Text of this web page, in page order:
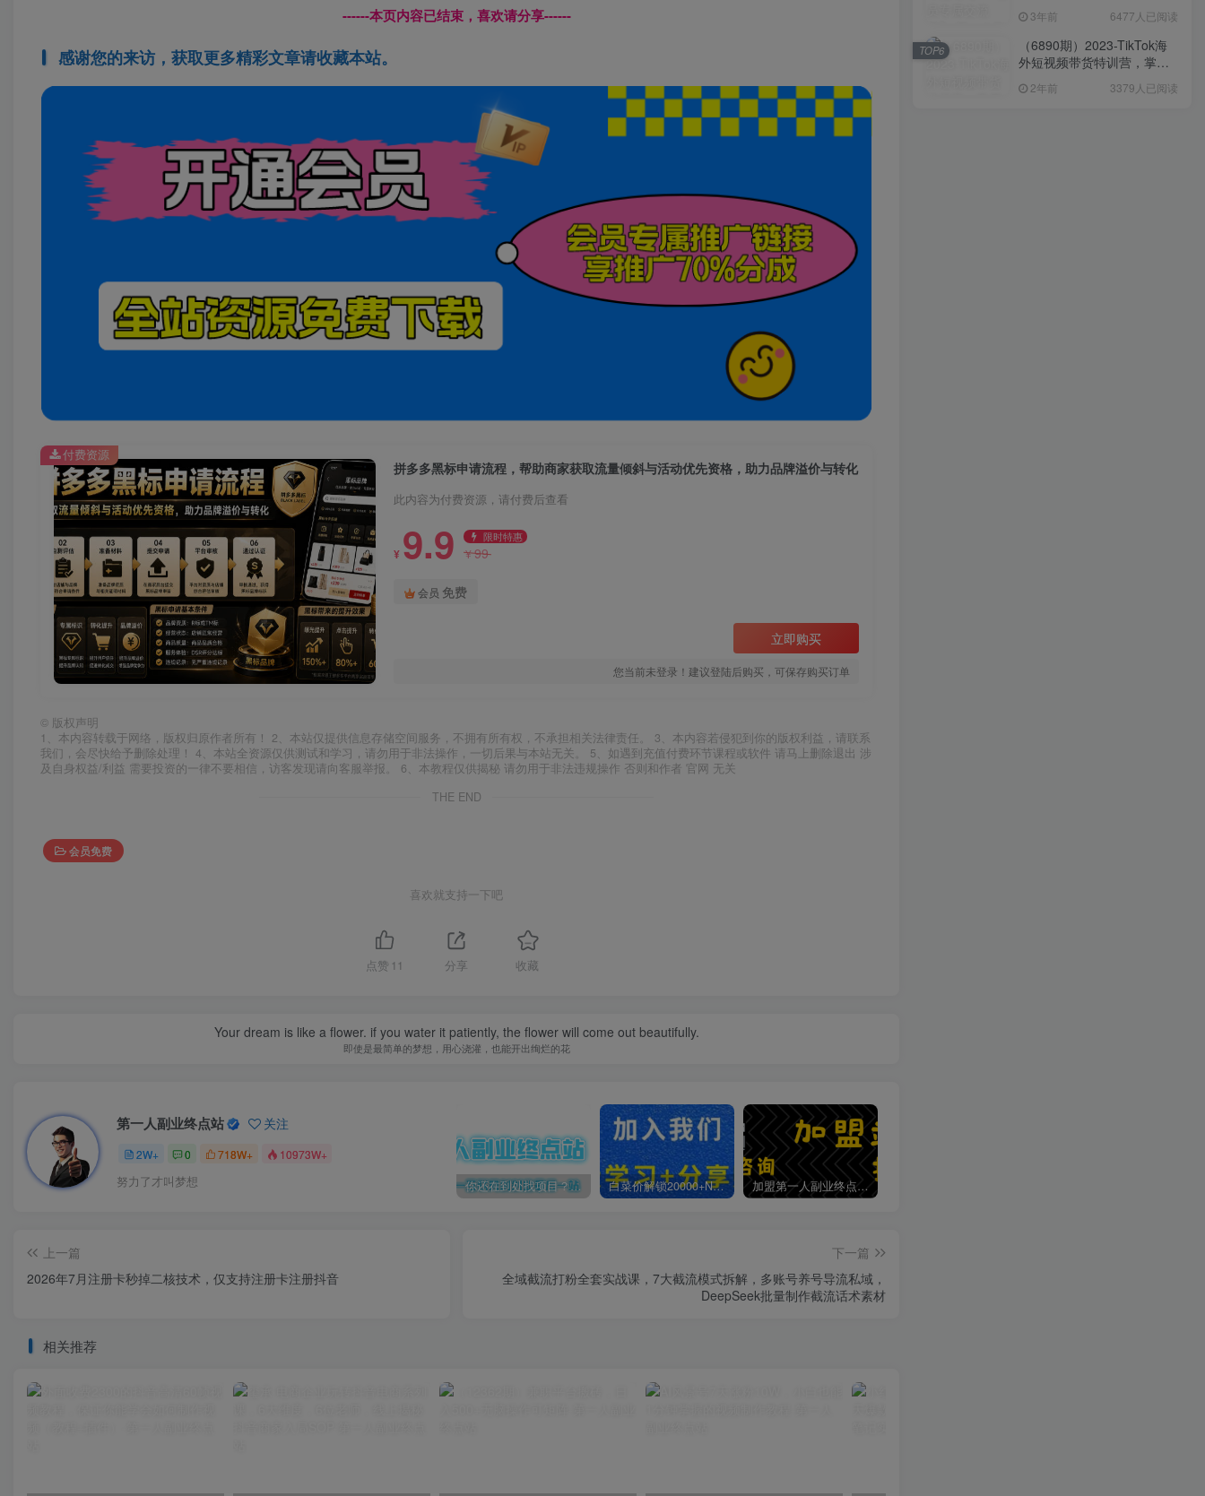
------本页内容已结束，喜欢请分享------
感谢您的来访，获取更多精彩文章请收藏本站。
拼多多黑标申请流程，帮助商家获取流量倾斜与活动优先资格，助力品牌溢价与转化
此内容为付费资源，请付费后查看
¥ 9.9 限时特惠
¥99
会员 免费
立即购买
您当前未登录！建议登陆后购买，可保存购买订单
付费资源
© 版权声明
1、本内容转载于网络，版权归原作者所有！ 2、本站仅提供信息存储空间服务，不拥有所有权，不承担相关法律责任。 3、本内容若侵犯到你的版权利益，请联系
我们，会尽快给予删除处理！ 4、本站全资源仅供测试和学习，请勿用于非法操作，一切后果与本站无关。 5、如遇到充值付费环节课程或软件 请马上删除退出 涉
及自身权益/利益 需要投资的一律不要相信，访客发现请向客服举报。 6、本教程仅供揭秘 请勿用于非法违规操作 否则和作者 官网 无关
THE END
会员免费
喜欢就支持一下吧
点赞 11 分享 收藏
Your dream is like a flower. if you water it patiently, the flower will come out beautifully.
即使是最简单的梦想，用心浇灌，也能开出绚烂的花
第一人副业终点站 关注
2W+ 0 718W+ 10973W+
努力了才叫梦想 你还在到处找项目？还在当韭菜？我靠卖项目一个月收入5万+，曾经我也是个失败者。 白菜价解锁20000+N个赚钱机会，加入第一人副业终点站会员，全站资源免费学习。 加盟第一人副业终点站，搭建同款项目资源站，实现日入2000+
上一篇
2026年7月注册卡秒掉二核技术，仅支持注册卡注册抖音
下一篇
全域截流打粉全套实战课，7大截流模式拆解，多账号养号导流私域，
DeepSeek批量制作截流话术素材
相关推荐
3年前 6477人已阅读
（6890期）2023-TikTok海
外短视频带货特训营，掌握
（60节课）
2年前 3379人已阅读
TOP6